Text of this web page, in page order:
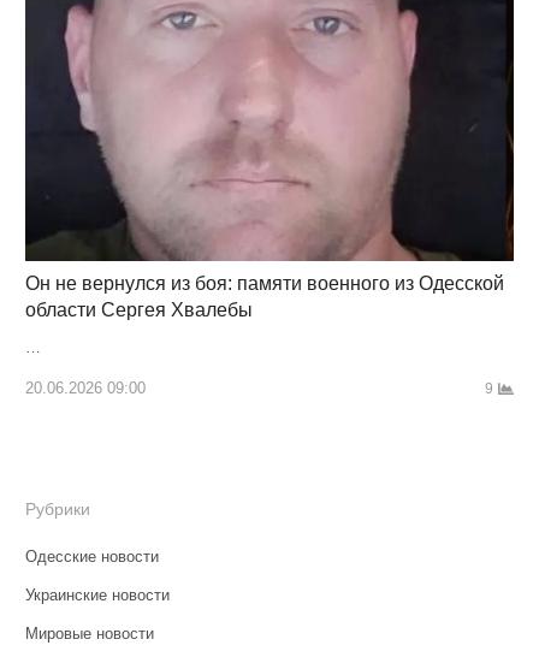
Он не вернулся из боя: памяти военного из Одесской
области Сергея Хвалебы
…
20.06.2026 09:00 9
Рубрики
Одесские новости
Украинские новости
Мировые новости